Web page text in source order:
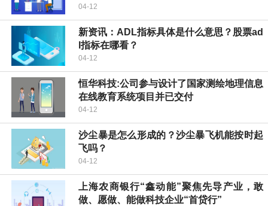
04-12
新资讯：ADL指标具体是什么意思？股票ad
l指标在哪看？
04-12
恒华科技:公司参与设计了国家测绘地理信息
在线教育系统项目并已交付
04-12
沙尘暴是怎么形成的？沙尘暴飞机能按时起
飞吗？
04-12
上海农商银行“鑫动能”聚焦先导产业，敢
做、愿做、能做科技企业“首贷行”